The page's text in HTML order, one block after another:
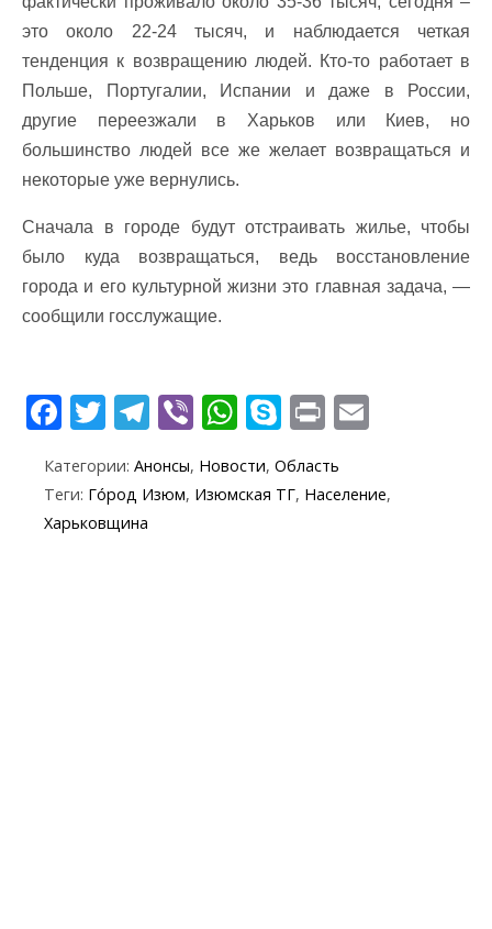
это около 22-24 тысяч, и наблюдается четкая
тенденция к возвращению людей. Кто-то работает в
Польше, Португалии, Испании и даже в России,
другие переезжали в Харьков или Киев, но
большинство людей все же желает возвращаться и
некоторые уже вернулись.
Сначала в городе будут отстраивать жилье, чтобы
было куда возвращаться, ведь восстановление
города и его культурной жизни это главная задача, —
сообщили госслужащие.
F
e
b
T
itt
er
T
e
Vi
er
W
at
S
k
y
p
Pr
t ai
Категории: Анонсы, Новости, Область
Теги: Го́род Изюм, Изюмская ТГ, Население,
Харьковщина